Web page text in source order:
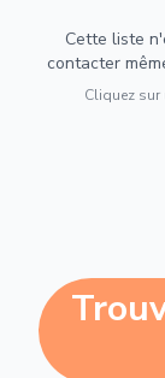
Cette liste
contacter
Cliquez